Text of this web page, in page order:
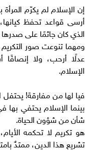
إن الإسلام لم يكرّم
أرسى قواعد تحفظ
الذي كان جاثمًا على
ومهما تنوعت صور
عدلًا أرحب، ولا إنصافًا
الإسلام.
فيا لها من مفارقة! يحتفل
بينما الإسلام يحتفي
شأن من شؤون الحياة.
هو تكريم لا تحكمه
تشريع هذا الدين، ممتدٌ